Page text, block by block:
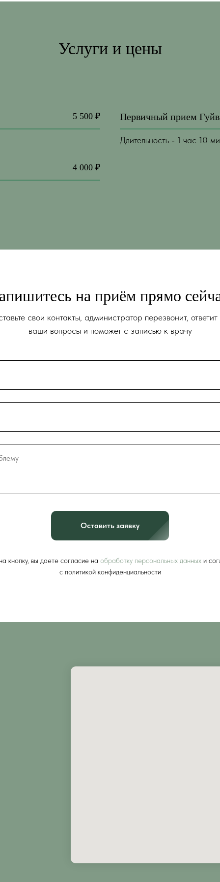
Услуги и цены
5 500 ₽
4 000 ₽
Первичный прием
Длительность - 1 час 10
на приём прямо
свои контакты, администратор перезвонит,
ваши вопросы и поможет с записью к врачу
Оставить заявку
кнопку, вы даете согласие на обработку персональных данныхи
c политикой конфиденциальности